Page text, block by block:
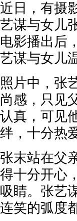
近日，有摄
艺谋与女儿
电影播出后
艺谋与女儿
照片中，张
尚感，只见
认真，可见
绊，十分热
张末站在父
得十分开心
吸睛。张艺
连笑的弧度